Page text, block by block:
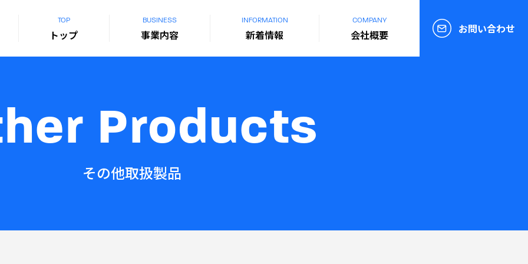
TOP
トップ
BUSINESS
事業内容
INFORMATION
新着情報
COMPANY
会社概要 お問い合わせ
Products
その他取扱製品